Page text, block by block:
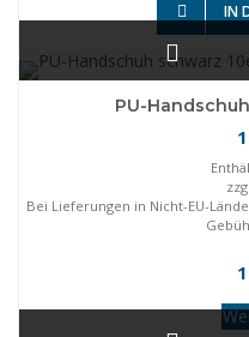
IN
PU-
Bei Lieferungen in Nicht-EU-